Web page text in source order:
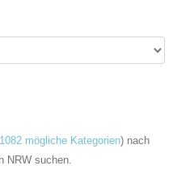
1082 mögliche Kategorien) nach
NRW suchen.